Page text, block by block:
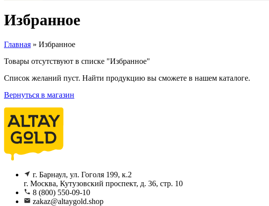
Избранное
Главная » Избранное
Товары отсутствуют в списке "Избранное"
Список желаний пуст. Найти продукцию вы сможете в нашем каталоге.
Вернуться в магазин
г. Барнаул, ул. Гоголя 199, к.2
г. Москва, Кутузовский проспект, д. 36, стр. 10
8 (800) 550-09-10
zakaz@altaygold.shop